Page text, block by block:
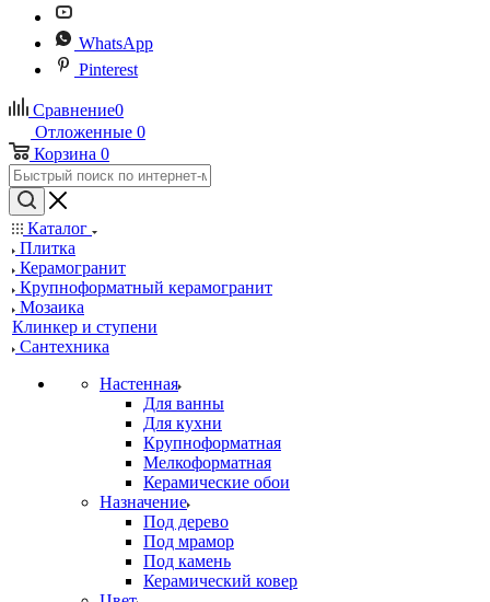
WhatsApp
Pinterest
Сравнение0
Отложенные 0
Корзина 0
Каталог
Плитка
Керамогранит
Крупноформатный керамогранит
Мозаика
Клинкер и ступени
Сантехника
Настенная
Для ванны
Для кухни
Крупноформатная
Мелкоформатная
Керамические обои
Назначение
Под дерево
Под мрамор
Под камень
Керамический ковер